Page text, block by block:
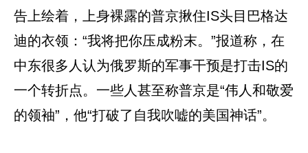
告上绘着，上身裸露的普京揪住IS头目巴格达
迪的衣领：“我将把你压成粉末。”报道称，在
中东很多人认为俄罗斯的军事干预是打击IS的
一个转折点。一些人甚至称普京是“伟人和敬爱
的领袖”，他“打破了自我吹嘘的美国神话”。